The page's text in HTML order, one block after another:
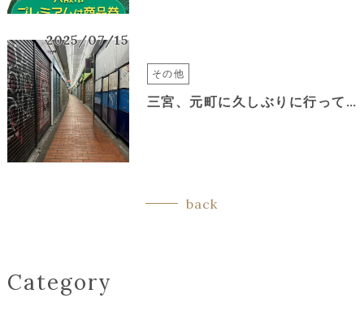
2025/07/15
その他
三宮、元町に久しぶりに行ってきました♪
back
Category